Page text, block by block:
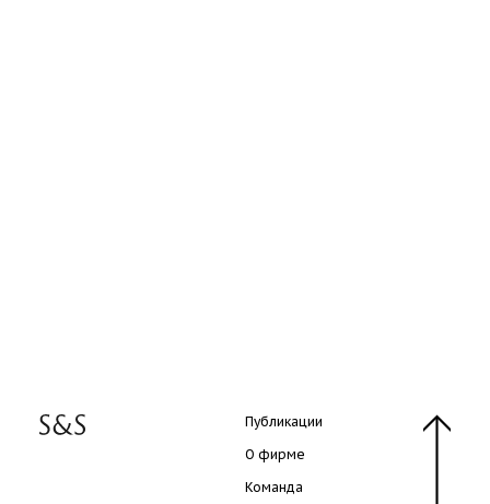
Публикации
О фирме
Команда